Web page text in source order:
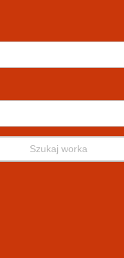
Szukaj worka